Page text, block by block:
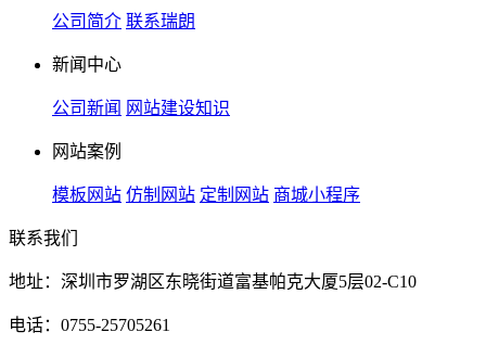
公司简介 联系瑞朗
新闻中心
公司新闻 网站建设知识
网站案例
模板网站 仿制网站 定制网站 商城小程序
联系我们
地址：深圳市罗湖区东晓街道富基帕克大厦5层02-C10
电话：0755-25705261